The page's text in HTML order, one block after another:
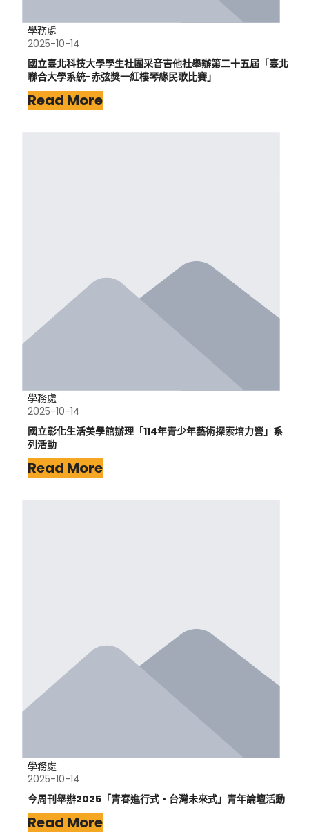
學務處
2025-10-14
國立臺北科技大學學生社團采音吉他社舉辦第二十五屆「臺北
聯合大學系統-赤弦獎一紅樓琴緣民歌比賽」
Read More
學務處
2025-10-14
國立彰化生活美學館辦理「114年青少年藝術探索培力營」系
列活動
Read More
學務處
2025-10-14
今周刊舉辦2025「青春進行式‧台灣未來式」青年論壇活動
Read More